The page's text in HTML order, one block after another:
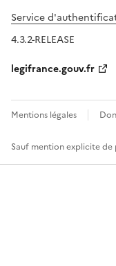
Service
4.3.2-RELEASE
legifrance.gouv.fr
Mentions légales
Sauf mention explicite